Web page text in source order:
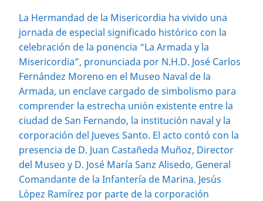
La Hermandad de la Misericordia ha vivido una
jornada de especial significado histórico con la
celebración de la ponencia “La Armada y la
Misericordia”, pronunciada por N.H.D. José Carlos
Fernández Moreno en el Museo Naval de la
Armada, un enclave cargado de simbolismo para
comprender la estrecha unión existente entre la
ciudad de San Fernando, la institución naval y la
corporación del Jueves Santo. El acto contó con la
presencia de D. Juan Castañeda Muñoz, Director
del Museo y D. José María Sanz Alisedo, General
Comandante de la Infantería de Marina. Jesús
López Ramírez por parte de la corporación